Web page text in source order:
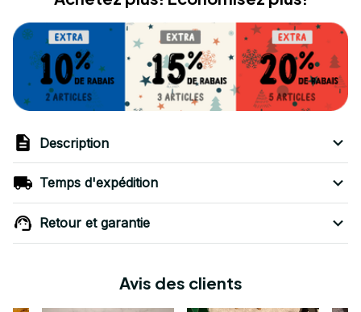
Description
Temps d'expédition
Retour et garantie
Avis des clients